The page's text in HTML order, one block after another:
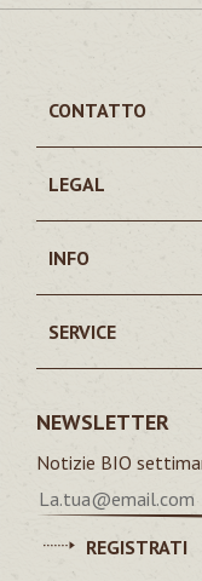
CONTATTO
LEGAL
INFO
SERVICE
NEWSLETTER
Notizie BIO
REGISTRATI